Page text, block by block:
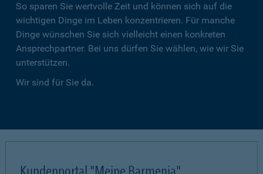
So sparen Sie wertvolle Zeit und können sich auf die
wichtigen Dinge im Leben konzentrieren. Für manche
Dinge wünschen Sie sich vielleicht einen konkreten
Ansprechpartner. Bei uns dürfen Sie wählen, wie wir Sie
unterstützen.
Wir sind für Sie da.